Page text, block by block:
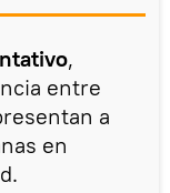
,
entre
a
en